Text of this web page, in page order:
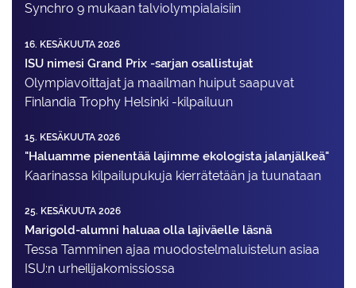
Synchro 9 mukaan talviolympialaisiin
16. KESÄKUUTA 2026
ISU nimesi Grand Prix -sarjan osallistujat
Olympiavoittajat ja maailman huiput saapuvat
Finlandia Trophy Helsinki -kilpailuun
15. KESÄKUUTA 2026
"Haluamme pienentää lajimme ekologista jalanjälkeä"
Kaarinassa kilpailupukuja kierrätetään ja tuunataan
25. KESÄKUUTA 2026
Marigold-alumni haluaa olla lajiväelle läsnä
Tessa Tamminen ajaa muodostelma­luistelun asiaa
ISU:n urheilija­komissiossa